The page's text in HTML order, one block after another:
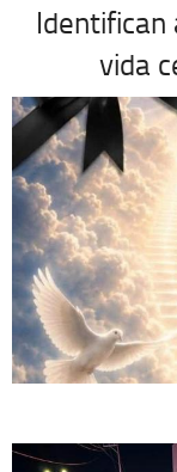
Identifican
vida